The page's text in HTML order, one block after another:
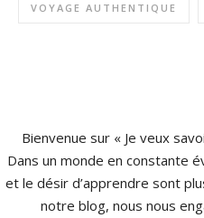
VOYAGE AUTHENTIQUE
Bienvenue sur « Je veux
Dans un monde en constante
et le désir d’apprendre sont
notre blog, nous nous